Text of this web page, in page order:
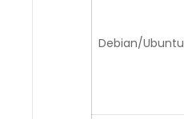
Debian/Ubuntu